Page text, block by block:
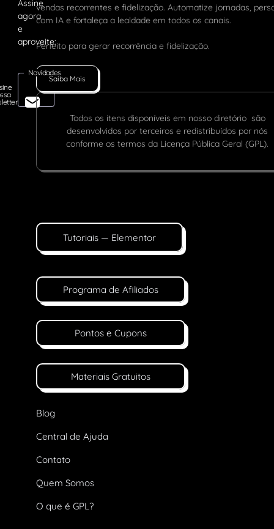
Novidades
vendas recorrentes e fidelização. Automatize jornadas,
com IA e fortaleça a lealdade em todos os canais.
Perfeito para gerar recorrência e fidelização.
Saiba Mais
Todos os itens disponíveis em nosso diretório são
desenvolvidos por terceiros e redistribuídos por nós
conforme os termos da Licença Pública Geral (GPL).
Tutoriais — Elementor
Programa de Afiliados
Pontos e Cupons
Materiais Gratuitos
Blog
Central de Ajuda
Contato
Quem Somos
O que é GPL?